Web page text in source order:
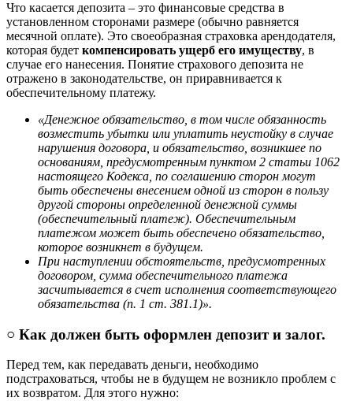
Что касается депозита – это финансовые средства в
установленном сторонами размере (обычно равняется
месячной оплате). Это своеобразная страховка арендодателя,
которая будет компенсировать ущерб его имуществу, в
случае его нанесения. Понятие страхового депозита не
отражено в законодательстве, он приравнивается к
обеспечительному платежу.
«Денежное обязательство, в том числе обязанность
возместить убытки или уплатить неустойку в случае
нарушения договора, и обязательство, возникшее по
основаниям, предусмотренным пунктом 2 статьи 1062
настоящего Кодекса, по соглашению сторон могут
быть обеспечены внесением одной из сторон в пользу
другой стороны определенной денежной суммы
(обеспечительный платеж). Обеспечительным
платежом может быть обеспечено обязательство,
которое возникнет в будущем.
При наступлении обстоятельств, предусмотренных
договором, сумма обеспечительного платежа
засчитывается в счет исполнения соответствующего
обязательства (п. 1 ст. 381.1)».
○ Как должен быть оформлен депозит и залог.
Перед тем, как передавать деньги, необходимо
подстраховаться, чтобы не в будущем не возникло проблем с
их возвратом. Для этого нужно: